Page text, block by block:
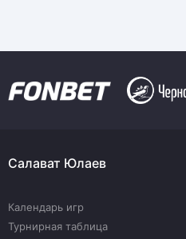
Салават Юлаев
Календарь игр
Турнирная таблица